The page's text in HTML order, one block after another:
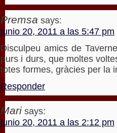
Premsa says:
junio 20, 2011 a las 5:47 pm
Disculpeu amics de
purs i durs, que moltes
totes formes, gràcies per la
Responder
Mari says:
junio 20, 2011 a las 2:12 pm